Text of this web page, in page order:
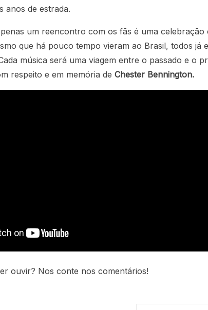
anos de estrada.
um reencontro com os fãs é uma celebração
que há pouco tempo vieram ao Brasil, todos já
música será uma viagem entre o passado e o
respeito e em memória de Chester Bennington.
ouvir? Nos conte nos comentários!